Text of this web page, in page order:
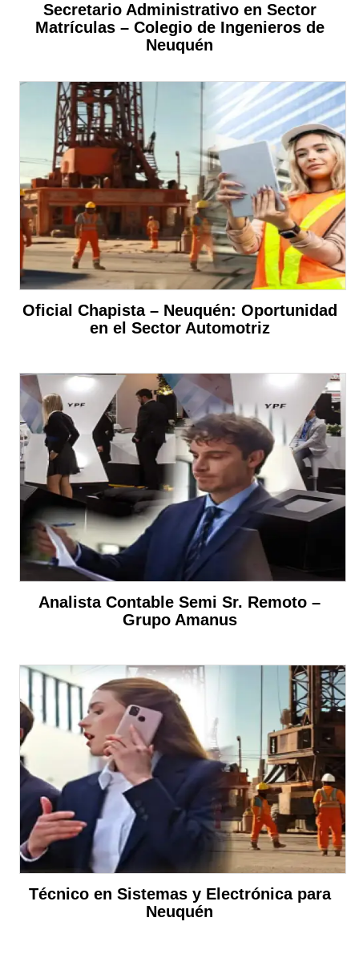
Secretario Administrativo en Sector
Matrículas – Colegio de Ingenieros de
Neuquén
Oficial Chapista – Neuquén: Oportunidad
en el Sector Automotriz
Analista Contable Semi Sr. Remoto –
Grupo Amanus
Técnico en Sistemas y Electrónica para
Neuquén